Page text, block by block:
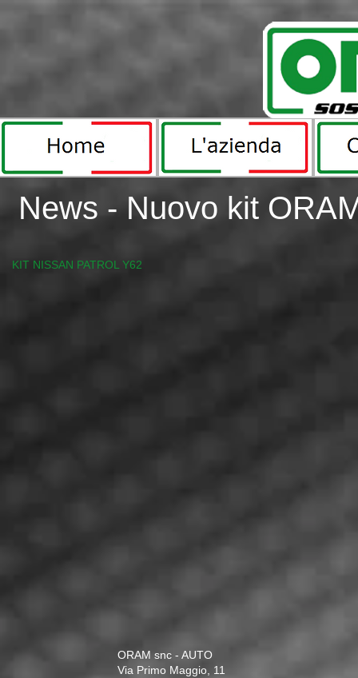
News - Nuovo kit
KIT NISSAN PATROL Y62
ORAM snc - AUTO
Via Primo Maggio, 11